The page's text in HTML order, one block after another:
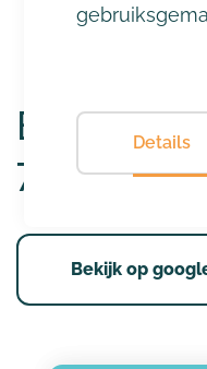
7513 BC,
Bekijk op
Details